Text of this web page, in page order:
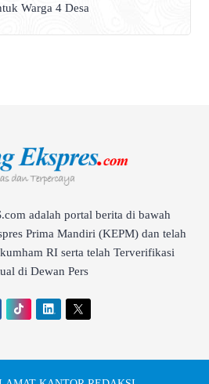
Warga 4 Desa
adalah portal berita di bawah
Prima Mandiri (KEPM) dan telah
RI serta telah Terverifikasi
di Dewan Pers